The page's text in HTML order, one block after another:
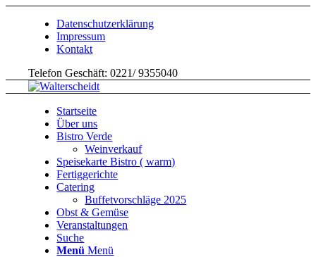
Datenschutzerklärung
Impressum
Kontakt
Telefon Geschäft: 0221/ 9355040
Startseite
Über uns
Bistro Verde
Weinverkauf
Speisekarte Bistro ( warm)
Fertiggerichte
Catering
Buffetvorschläge 2025
Obst & Gemüse
Veranstaltungen
Suche
Menü Menü